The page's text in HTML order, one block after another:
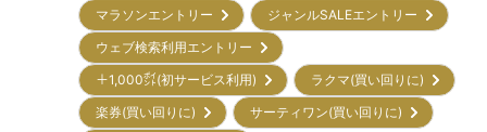
マラソンエントリー
ジャンルSALEエントリー
ウェブ検索利用エントリー
＋1,000㌽(初サービス利用)
ラクマ(買い回りに)
楽券(買い回りに)
サーティワン(買い回りに)